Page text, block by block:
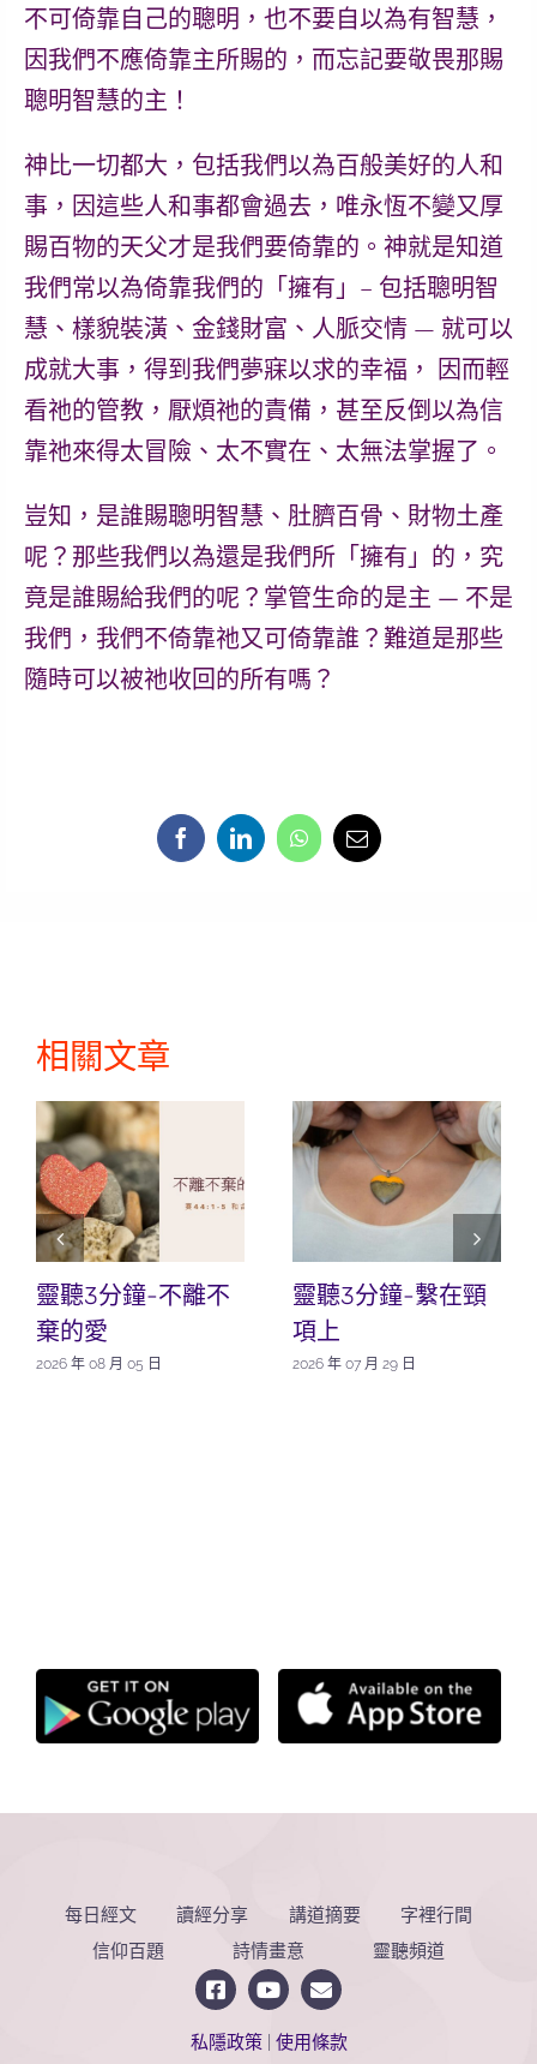
不可倚靠自己的聰明，也不要自以為有智慧，
因我們不應倚靠主所賜的，而忘記要敬畏那賜
聰明智慧的主！
神比一切都大 ，包括我們以為百般美好的人和
事，因這些人和事都會過去，唯永恆不變又厚
賜百物的天父才是我們要倚靠的。神就是知道
我們常以為倚靠我們的「擁有」– 包括聰明智
慧、樣貌裝潢、金錢財富、人脈交情 — 就可以
成就大事，得到我們夢寐以求的幸福， 因而輕
看祂的管教，厭煩祂的責備，甚至反倒以為信
靠祂來得太冒險、太不實在、太無法掌握了。
豈知，是誰賜聰明智慧、肚臍百骨、財物土產
呢？那些我們以為還是我們所「擁有」的，究
竟是誰賜給我們的呢？ 掌管生命的是主 — 不是
我們，我們不倚靠祂又可倚靠誰？難道是那些
隨時可以被祂收回的所有嗎？
相關文章
靈聽3分鐘-不離不
棄的愛
2026 年 08 月 05 日
靈聽3分鐘-繫在頸
項上
2026 年 07 月 29 日
每日經文 讀經分享 講道摘要
字裡行間
信仰百題
詩情畫意 靈聽頻道
私隱政策| 使用條款